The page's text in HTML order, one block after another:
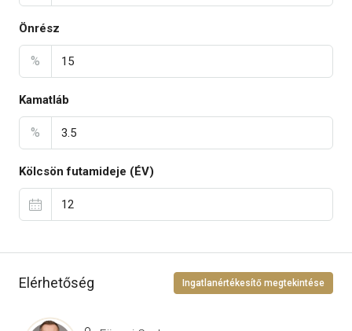
Önrész
%
Kamatláb
%
Kölcsön futamideje (ÉV)
Elérhetőség Ingatlanértékesítő megtekintése